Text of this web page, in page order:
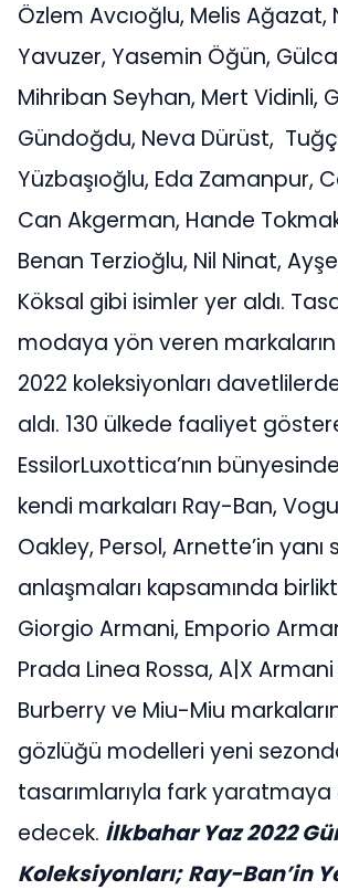
Özlem Avcıoğlu, Melis Ağazat,
Yavuzer, Yasemin Öğün,
Mihriban Seyhan, Mert Vidinli,
Gündoğdu, Neva Dürüst,
Yüzbaşıoğlu, Eda Zamanpur,
Can Akgerman, Hande
Benan Terzioğlu, Nil Ninat,
Köksal gibi isimler yer aldı.
modaya yön veren
2022 koleksiyonları
aldı. 130 ülkede faaliyet
EssilorLuxottica’nın
kendi markaları Ray-Ban,
Oakley, Persol, Arnette’in yanı
anlaşmaları kapsamında
Giorgio Armani, Emporio
Prada Linea Rossa, A|X
Burberry ve Miu-Miu
gözlüğü modelleri yeni
tasarımlarıyla fark
edecek. İlkbahar Yaz 2022
Koleksiyonları; Ray-Ban’in